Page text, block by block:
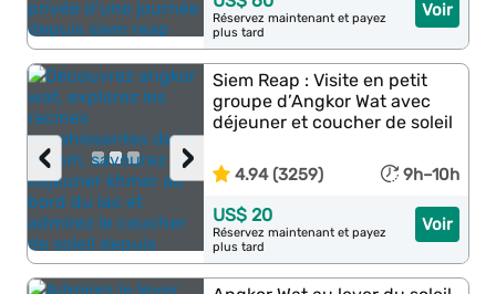
Voir
Réservez maintenant et payez
plus tard
›
‹
Siem Reap : Visite en petit
groupe d’Angkor Wat avec
déjeuner et coucher de soleil
4.94 (3259) 9h–10h
Voir
US$ 20
Réservez maintenant et payez
plus tard